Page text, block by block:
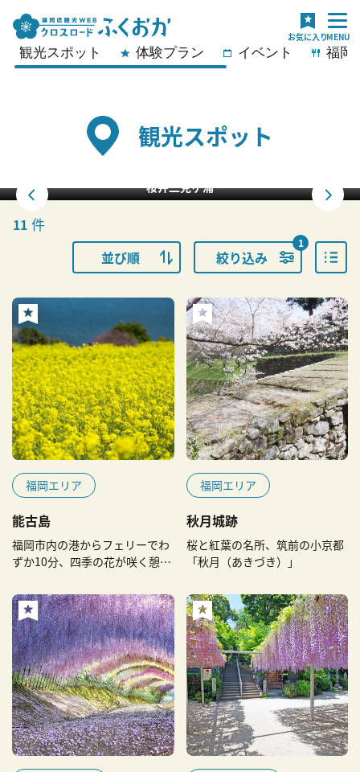
観光スポット 体験プラン イベント 福岡
観光スポット
桜井二見ヶ浦
11 件
並び順 絞り込み
1
福岡エリア
能古島
福岡市内の港からフェリーでわ
ずか10分、四季の花が咲く憩い
福岡エリア
秋月城跡
桜と紅葉の名所、筑前の小京都
「秋月（あきづき）」